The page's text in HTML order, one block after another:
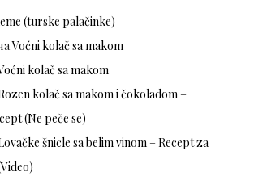
(turske palačinke)
Voćni kolač sa makom
kolač sa makom
kolač sa makom i čokoladom –
(Ne peče se)
šnicle sa belim vinom – Recept za